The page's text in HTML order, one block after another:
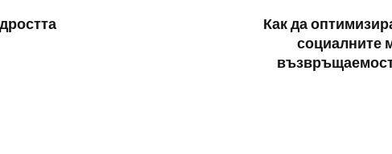
Как да
социалните